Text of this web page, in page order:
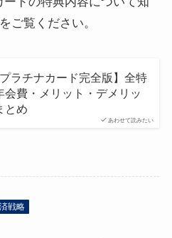
ご覧ください。
あわせて読みたい
プラチナカード完全版】全特
会費・メリット・デメリッ
とめ
戦略